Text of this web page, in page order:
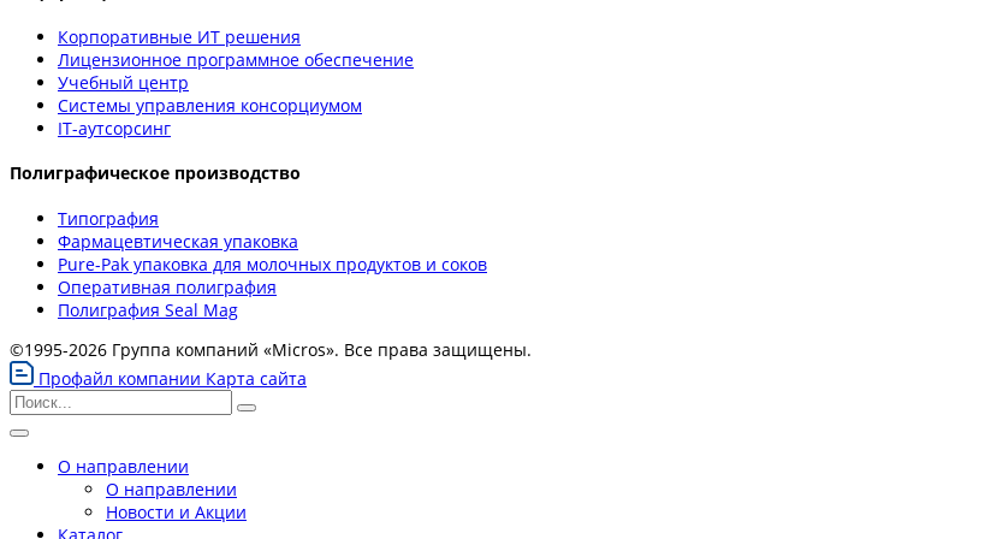
Корпоративные ИТ решения
Лицензионное программное обеспечение
Учебный центр
Системы управления консорциумом
IT-аутсорсинг
Полиграфическое производство
Типография
Фармацевтическая упаковка
Pure-Pak упаковка для молочных продуктов и соков
Оперативная полиграфия
Полиграфия Seal Mag
©1995-2026 Группа компаний «Micros». Все права защищены.
Профайл компании Карта сайта
О направлении
О направлении
Новости и Акции